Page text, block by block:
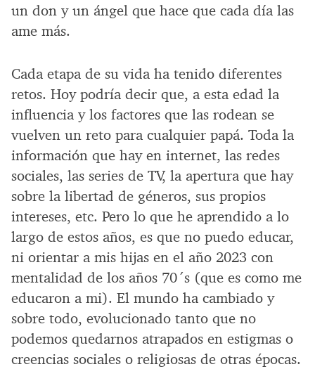
un don y un ángel que hace que cada día las
ame más.
Cada etapa de su vida ha tenido diferentes
retos. Hoy podría decir que, a esta edad la
influencia y los factores que las rodean se
vuelven un reto para cualquier papá. Toda la
información que hay en internet, las redes
sociales, las series de TV, la apertura que hay
sobre la libertad de géneros, sus propios
intereses, etc. Pero lo que he aprendido a lo
largo de estos años, es que no puedo educar,
ni orientar a mis hijas en el año 2023 con
mentalidad de los años 70´s (que es como me
educaron a mi). El mundo ha cambiado y
sobre todo, evolucionado tanto que no
podemos quedarnos atrapados en estigmas o
creencias sociales o religiosas de otras épocas.